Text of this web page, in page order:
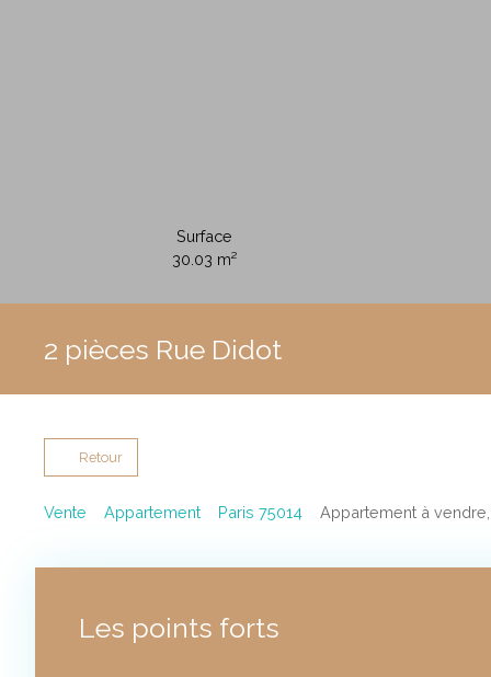
Surface
30.03 m²
2 pièces Rue Didot
Retour
Vente Appartement Paris 75014 Appartement à
Les points forts